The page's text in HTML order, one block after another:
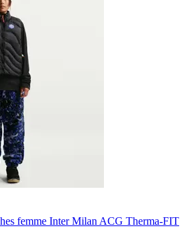
femme Inter Milan ACG Therma-FIT